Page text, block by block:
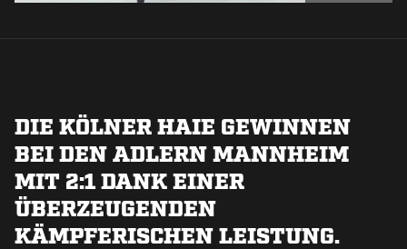
DIE KÖLNER HAIE GEWINNEN
BEI DEN ADLERN MANNHEIM
MIT 2:1 DANK EINER
ÜBERZEUGENDEN
KÄMPFERISCHEN LEISTUNG.